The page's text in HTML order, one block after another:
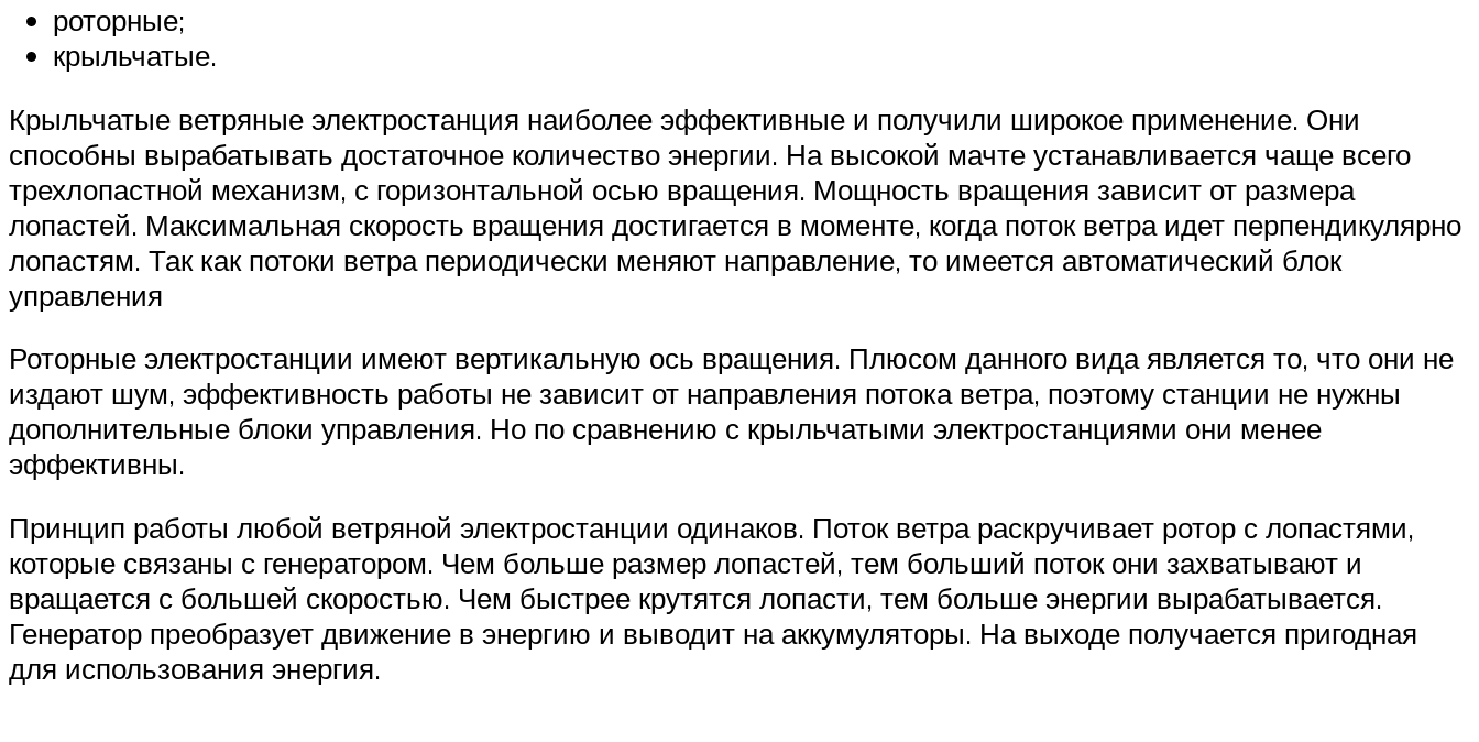
роторные;
крыльчатые.
Крыльчатые ветряные электростанция наиболее эффективные и получили широкое применение. Они
способны вырабатывать достаточное количество энергии. На высокой мачте устанавливается чаще всего
трехлопастной механизм, с горизонтальной осью вращения. Мощность вращения зависит от размера
лопастей. Максимальная скорость вращения достигается в моменте, когда поток ветра идет перпендикулярно
лопастям. Так как потоки ветра периодически меняют направление, то имеется автоматический блок
управления
Роторные электростанции имеют вертикальную ось вращения. Плюсом данного вида является то, что они не
издают шум, эффективность работы не зависит от направления потока ветра, поэтому станции не нужны
дополнительные блоки управления. Но по сравнению с крыльчатыми электростанциями они менее
эффективны.
Принцип работы любой ветряной электростанции одинаков. Поток ветра раскручивает ротор с лопастями,
которые связаны с генератором. Чем больше размер лопастей, тем больший поток они захватывают и
вращается с большей скоростью. Чем быстрее крутятся лопасти, тем больше энергии вырабатывается.
Генератор преобразует движение в энергию и выводит на аккумуляторы. На выходе получается пригодная
для использования энергия.